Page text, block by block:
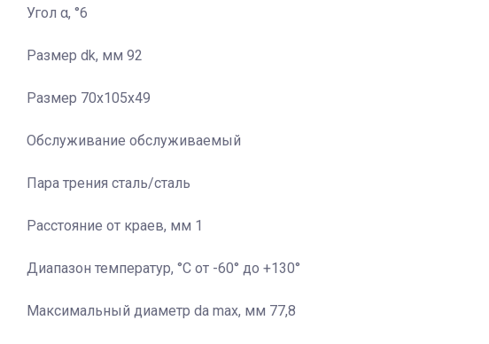
Угол α, °6
Размер dk, мм 92
Размер 70x105x49
Обслуживание обслуживаемый
Пара трения сталь/сталь
Расстояние от краев, мм 1
Диапазон температур, °C от -60° до +130°
Максимальный диаметр da max, мм 77,8